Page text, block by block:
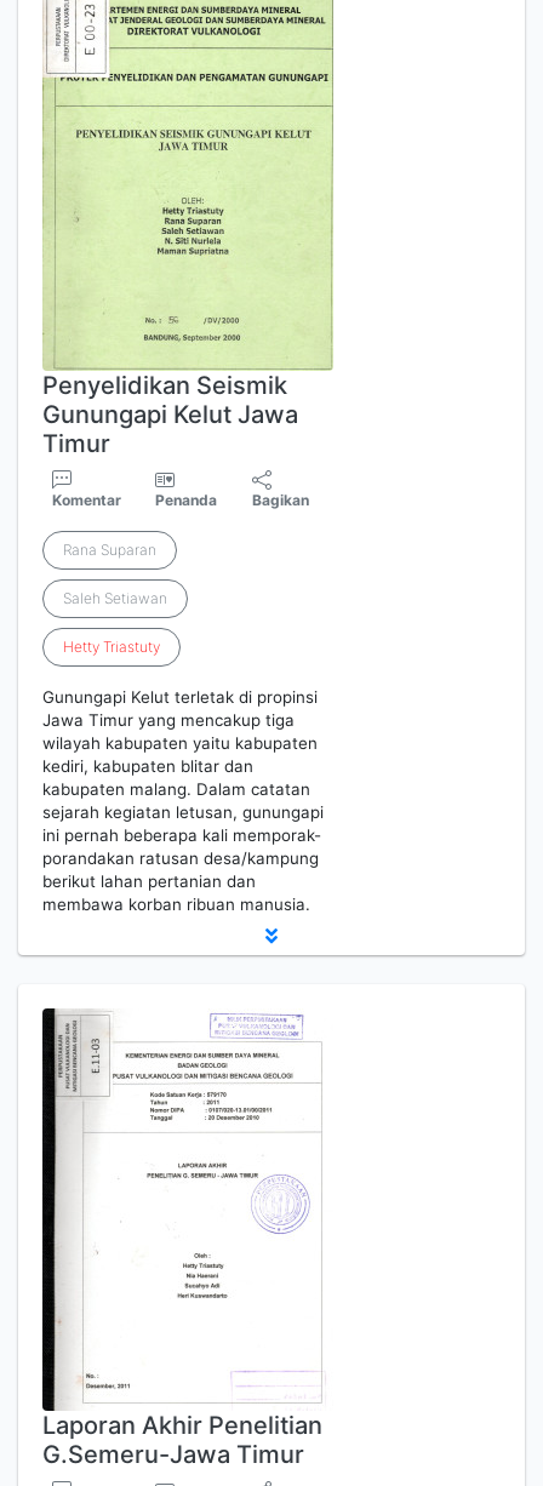
Penyelidikan Seismik
Gunungapi Kelut Jawa
Timur
Komentar Penanda Bagikan
Rana Suparan
Saleh Setiawan
Hetty Triastuty
Gunungapi Kelut terletak di propinsi
Jawa Timur yang mencakup tiga
wilayah kabupaten yaitu kabupaten
kediri, kabupaten blitar dan
kabupaten malang. Dalam catatan
sejarah kegiatan letusan, gunungapi
ini pernah beberapa kali memporak-
porandakan ratusan desa/kampung
berikut lahan pertanian dan
membawa korban ribuan manusia.
Laporan Akhir Penelitian
G.Semeru-Jawa Timur